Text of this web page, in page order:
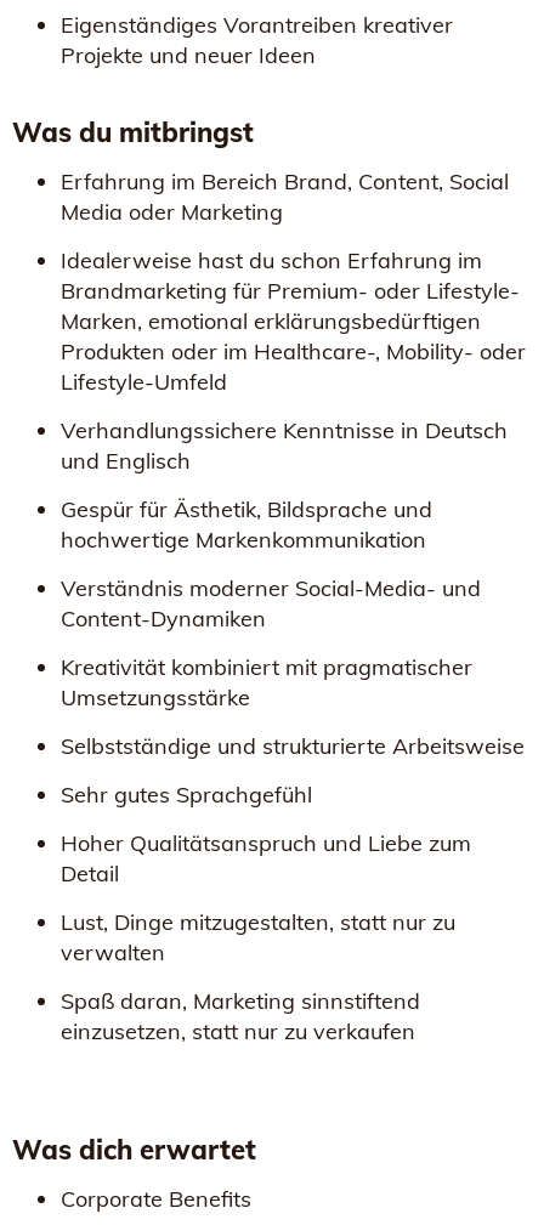
Eigenständiges Vorantreiben kreativer
Projekte und neuer Ideen
Was du mitbringst
Erfahrung im Bereich Brand, Content, Social
Media oder Marketing
Idealerweise hast du schon Erfahrung im
Brandmarketing für Premium- oder Lifestyle-
Marken, emotional erklärungsbedürftigen
Produkten oder im Healthcare-, Mobility- oder
Lifestyle-Umfeld
Verhandlungssichere Kenntnisse in Deutsch
und Englisch
Gespür für Ästhetik, Bildsprache und
hochwertige Markenkommunikation
Verständnis moderner Social-Media- und
Content-Dynamiken
Kreativität kombiniert mit pragmatischer
Umsetzungsstärke
Selbstständige und strukturierte Arbeitsweise
Sehr gutes Sprachgefühl
Hoher Qualitätsanspruch und Liebe zum
Detail
Lust, Dinge mitzugestalten, statt nur zu
verwalten
Spaß daran, Marketing sinnstiftend
einzusetzen, statt nur zu verkaufen
Was dich erwartet
Corporate Benefits